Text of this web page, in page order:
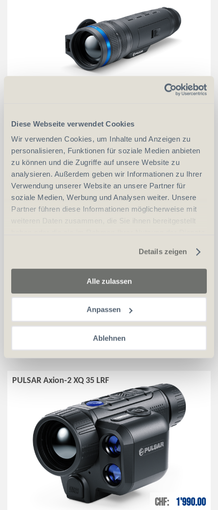
Diese Webseite verwendet Cookies
Wir verwenden Cookies, um Inhalte und Anzeigen zu
personalisieren, Funktionen für soziale Medien anbieten
zu können und die Zugriffe auf unsere Website zu
analysieren. Außerdem geben wir Informationen zu Ihrer
Verwendung unserer Website an unsere Partner für
soziale Medien, Werbung und Analysen weiter. Unsere
Partner führen diese Informationen möglicherweise mit
weiteren Daten zusammen, die Sie ihnen bereitgestellt
Details zeigen
Alle zulassen
Anpassen
Ablehnen
CHF 3'990.00
in den Warenkorb
PULSAR Axion-2 XQ 35
PULSAR Axion-2 XQ 35 LRF
CHF 1'990.00